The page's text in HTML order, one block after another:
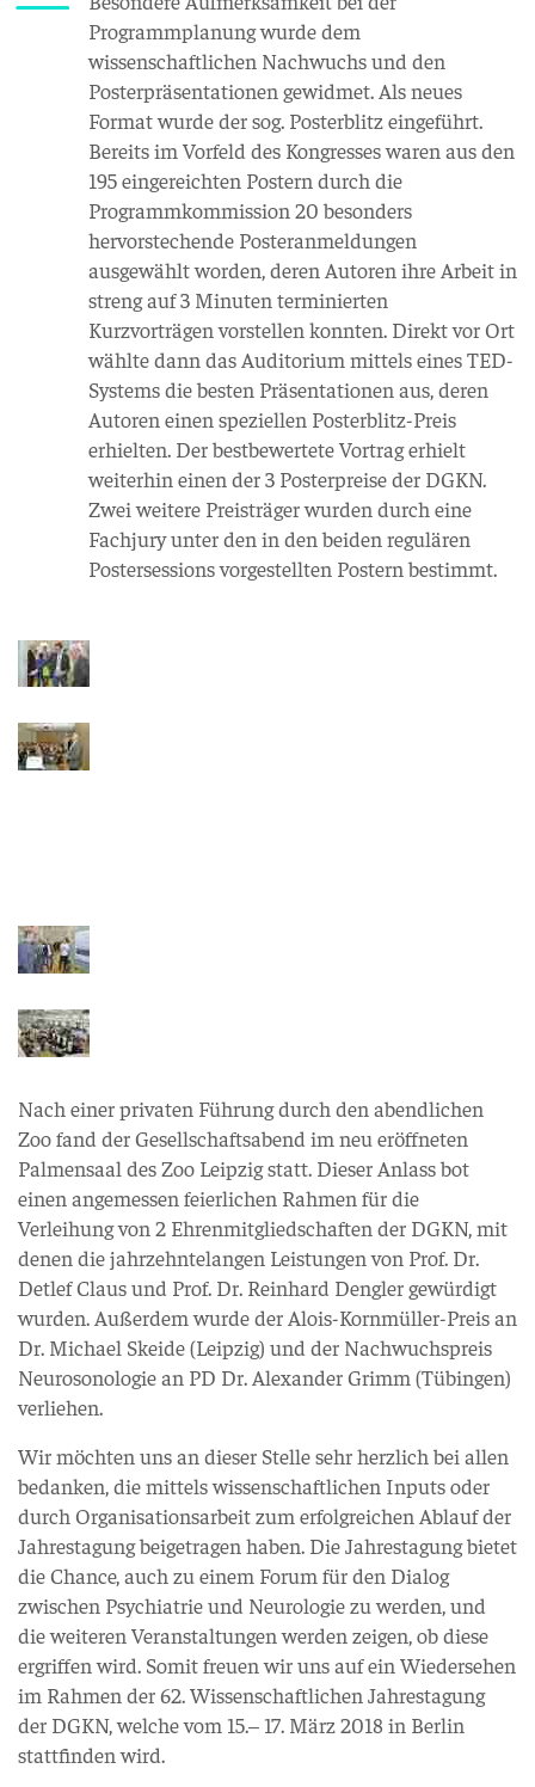
Programmplanung wurde dem
wissenschaftlichen Nachwuchs und den
Posterpräsentationen gewidmet. Als neues
Format wurde der sog. Posterblitz eingeführt.
Bereits im Vorfeld des Kongresses waren aus den
195 eingereichten Postern durch die
Programmkommission 20 besonders
hervorstechende Posteranmeldungen
ausgewählt worden, deren Autoren ihre Arbeit in
streng auf 3 Minuten terminierten
Kurzvorträgen vorstellen konnten. Direkt vor Ort
wählte dann das Auditorium mittels eines TED-
Systems die besten Präsentationen aus, deren
Autoren einen speziellen Posterblitz-Preis
erhielten. Der bestbewertete Vortrag erhielt
weiterhin einen der 3 Posterpreise der DGKN.
Zwei weitere Preisträger wurden durch eine
Fachjury unter den in den beiden regulären
Postersessions vorgestellten Postern bestimmt.
Nach einer privaten Führung durch den abendlichen
Zoo fand der Gesellschaftsabend im neu eröffneten
Palmensaal des Zoo Leipzig statt. Dieser Anlass bot
einen angemessen feierlichen Rahmen für die
Verleihung von 2 Ehrenmitgliedschaften der DGKN, mit
denen die jahrzehntelangen Leistungen von Prof. Dr.
Detlef Claus und Prof. Dr. Reinhard Dengler gewürdigt
wurden. Außerdem wurde der Alois-Kornmüller-Preis an
Dr. Michael Skeide (Leipzig) und der Nachwuchspreis
Neurosonologie an PD Dr. Alexander Grimm (Tübingen)
verliehen.
Wir möchten uns an dieser Stelle sehr herzlich bei allen
bedanken, die mittels wissenschaftlichen Inputs oder
durch Organisationsarbeit zum erfolgreichen Ablauf der
Jahrestagung beigetragen haben. Die Jahrestagung bietet
die Chance, auch zu einem Forum für den Dialog
zwischen Psychiatrie und Neurologie zu werden, und
die weiteren Veranstaltungen werden zeigen, ob diese
ergriffen wird. Somit freuen wir uns auf ein Wiedersehen
im Rahmen der 62. Wissenschaftlichen Jahrestagung
der DGKN, welche vom 15.– 17. März 2018 in Berlin
stattfinden wird.